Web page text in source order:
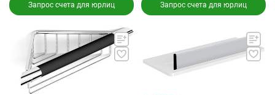
Запрос счета для юрлиц Запрос счета для юрлиц